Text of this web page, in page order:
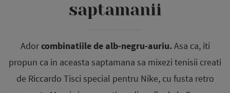
saptamanii
Adorcombinatiile de alb-negru-auriu.Asa ca, iti
propun ca in aceasta saptamana sa mixezi tenisii creati
de Riccardo Tisci special pentru Nike, cu fusta retro